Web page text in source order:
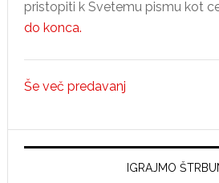
pristopiti k Svetemu pismu kot
do konca.about
–
predavanje,
Velika
Še več predavanj
IGRAJMO